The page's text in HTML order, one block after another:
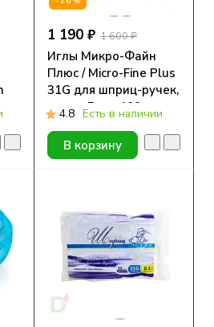
1 190 ₽ 1 600 ₽
Иглы Микро-Файн
Плюс / Micro-Fine Plus
31G для шприц-ручек,
длина 5 мм, 100 шт.
4.8 Есть в наличии
В корзину